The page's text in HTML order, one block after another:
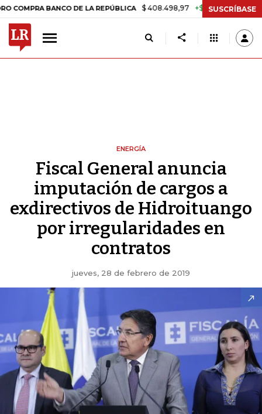
BANCO DE LA REPÚBLICA $ 408.498,97 +$ 8.753,81 +2,19%
SUSCRÍBASE
ENERGÍA
Fiscal General anuncia
imputación de cargos a
exdirectivos de Hidroituango
por irregularidades en
contratos
jueves, 28 de febrero de 2019